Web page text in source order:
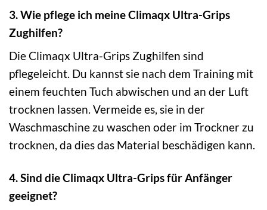
3. Wie pflege ich meine Climaqx Ultra-Grips
Zughilfen?
Die Climaqx Ultra-Grips Zughilfen sind
pflegeleicht. Du kannst sie nach dem Training mit
einem feuchten Tuch abwischen und an der Luft
trocknen lassen. Vermeide es, sie in der
Waschmaschine zu waschen oder im Trockner zu
trocknen, da dies das Material beschädigen kann.
4. Sind die Climaqx Ultra-Grips für Anfänger
geeignet?